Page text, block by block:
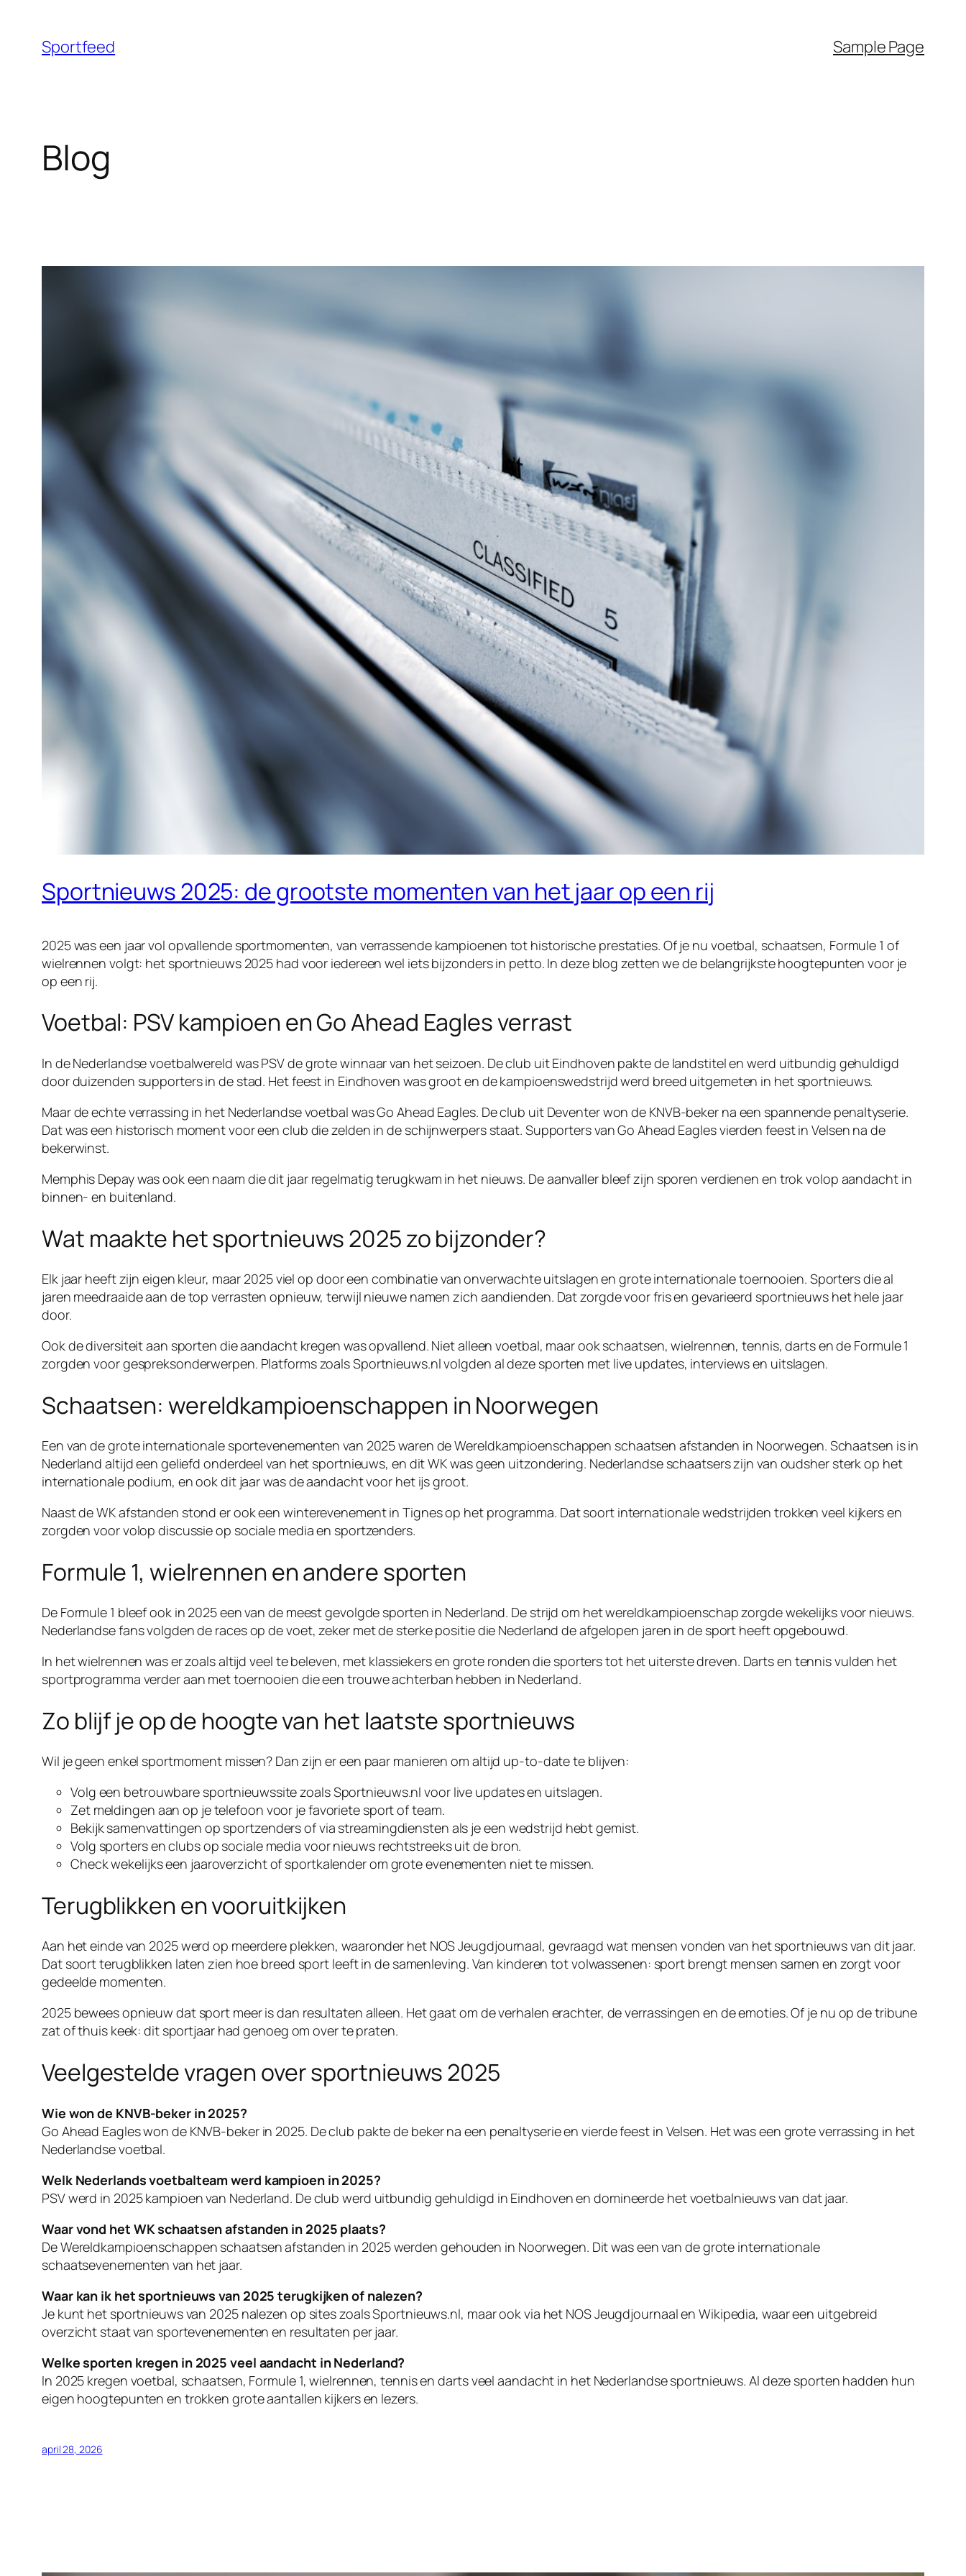
Sportfeed Sample Page
Blog
Sportnieuws 2025: de grootste momenten van het jaar op een rij
2025 was een jaar vol opvallende sportmomenten, van verrassende kampioenen tot historische prestaties. Of je nu voetbal, schaatsen, Formule 1 of
wielrennen volgt: het sportnieuws 2025 had voor iedereen wel iets bijzonders in petto. In deze blog zetten we de belangrijkste hoogtepunten voor je
op een rij.
Voetbal: PSV kampioen en Go Ahead Eagles verrast
In de Nederlandse voetbalwereld was PSV de grote winnaar van het seizoen. De club uit Eindhoven pakte de landstitel en werd uitbundig gehuldigd
door duizenden supporters in de stad. Het feest in Eindhoven was groot en de kampioenswedstrijd werd breed uitgemeten in het sportnieuws.
Maar de echte verrassing in het Nederlandse voetbal was Go Ahead Eagles. De club uit Deventer won de KNVB-beker na een spannende penaltyserie.
Dat was een historisch moment voor een club die zelden in de schijnwerpers staat. Supporters van Go Ahead Eagles vierden feest in Velsen na de
bekerwinst.
Memphis Depay was ook een naam die dit jaar regelmatig terugkwam in het nieuws. De aanvaller bleef zijn sporen verdienen en trok volop aandacht in
binnen- en buitenland.
Wat maakte het sportnieuws 2025 zo bijzonder?
Elk jaar heeft zijn eigen kleur, maar 2025 viel op door een combinatie van onverwachte uitslagen en grote internationale toernooien. Sporters die al
jaren meedraaide aan de top verrasten opnieuw, terwijl nieuwe namen zich aandienden. Dat zorgde voor fris en gevarieerd sportnieuws het hele jaar
door.
Ook de diversiteit aan sporten die aandacht kregen was opvallend. Niet alleen voetbal, maar ook schaatsen, wielrennen, tennis, darts en de Formule 1
zorgden voor gespreksonderwerpen. Platforms zoals Sportnieuws.nl volgden al deze sporten met live updates, interviews en uitslagen.
Schaatsen: wereldkampioenschappen in Noorwegen
Een van de grote internationale sportevenementen van 2025 waren de Wereldkampioenschappen schaatsen afstanden in Noorwegen. Schaatsen is in
Nederland altijd een geliefd onderdeel van het sportnieuws, en dit WK was geen uitzondering. Nederlandse schaatsers zijn van oudsher sterk op het
internationale podium, en ook dit jaar was de aandacht voor het ijs groot.
Naast de WK afstanden stond er ook een winterevenement in Tignes op het programma. Dat soort internationale wedstrijden trokken veel kijkers en
zorgden voor volop discussie op sociale media en sportzenders.
Formule 1, wielrennen en andere sporten
De Formule 1 bleef ook in 2025 een van de meest gevolgde sporten in Nederland. De strijd om het wereldkampioenschap zorgde wekelijks voor nieuws.
Nederlandse fans volgden de races op de voet, zeker met de sterke positie die Nederland de afgelopen jaren in de sport heeft opgebouwd.
In het wielrennen was er zoals altijd veel te beleven, met klassiekers en grote ronden die sporters tot het uiterste dreven. Darts en tennis vulden het
sportprogramma verder aan met toernooien die een trouwe achterban hebben in Nederland.
Zo blijf je op de hoogte van het laatste sportnieuws
Wil je geen enkel sportmoment missen? Dan zijn er een paar manieren om altijd up-to-date te blijven:
Volg een betrouwbare sportnieuwssite zoals Sportnieuws.nl voor live updates en uitslagen.
Zet meldingen aan op je telefoon voor je favoriete sport of team.
Bekijk samenvattingen op sportzenders of via streamingdiensten als je een wedstrijd hebt gemist.
Volg sporters en clubs op sociale media voor nieuws rechtstreeks uit de bron.
Check wekelijks een jaaroverzicht of sportkalender om grote evenementen niet te missen.
Terugblikken en vooruitkijken
Aan het einde van 2025 werd op meerdere plekken, waaronder het NOS Jeugdjournaal, gevraagd wat mensen vonden van het sportnieuws van dit jaar.
Dat soort terugblikken laten zien hoe breed sport leeft in de samenleving. Van kinderen tot volwassenen: sport brengt mensen samen en zorgt voor
gedeelde momenten.
2025 bewees opnieuw dat sport meer is dan resultaten alleen. Het gaat om de verhalen erachter, de verrassingen en de emoties. Of je nu op de tribune
zat of thuis keek: dit sportjaar had genoeg om over te praten.
Veelgestelde vragen over sportnieuws 2025
Wie won de KNVB-beker in 2025?
Go Ahead Eagles won de KNVB-beker in 2025. De club pakte de beker na een penaltyserie en vierde feest in Velsen. Het was een grote verrassing in het
Nederlandse voetbal.
Welk Nederlands voetbalteam werd kampioen in 2025?
PSV werd in 2025 kampioen van Nederland. De club werd uitbundig gehuldigd in Eindhoven en domineerde het voetbalnieuws van dat jaar.
Waar vond het WK schaatsen afstanden in 2025 plaats?
De Wereldkampioenschappen schaatsen afstanden in 2025 werden gehouden in Noorwegen. Dit was een van de grote internationale
schaatsevenementen van het jaar.
Waar kan ik het sportnieuws van 2025 terugkijken of nalezen?
Je kunt het sportnieuws van 2025 nalezen op sites zoals Sportnieuws.nl, maar ook via het NOS Jeugdjournaal en Wikipedia, waar een uitgebreid
overzicht staat van sportevenementen en resultaten per jaar.
Welke sporten kregen in 2025 veel aandacht in Nederland?
In 2025 kregen voetbal, schaatsen, Formule 1, wielrennen, tennis en darts veel aandacht in het Nederlandse sportnieuws. Al deze sporten hadden hun
eigen hoogtepunten en trokken grote aantallen kijkers en lezers.
april 28, 2026